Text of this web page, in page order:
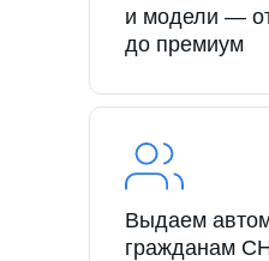
и модели —
до премиум
Выдаем
гражданам